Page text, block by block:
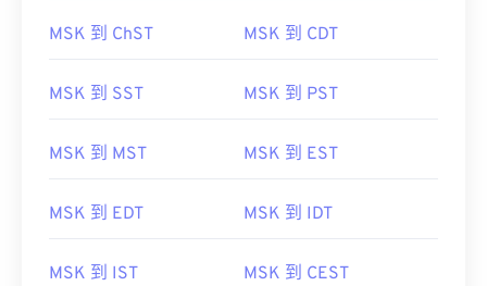
MSK 到 ChST MSK 到 CDT
MSK 到 SST MSK 到 PST
MSK 到 MST MSK 到 EST
MSK 到 EDT MSK 到 IDT
MSK 到 IST MSK 到 CEST